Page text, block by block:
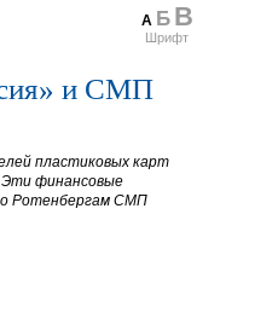
А Б В
Шрифт
и СМП
пластиковых карт
Эти финансовые
Ротенбергам СМП